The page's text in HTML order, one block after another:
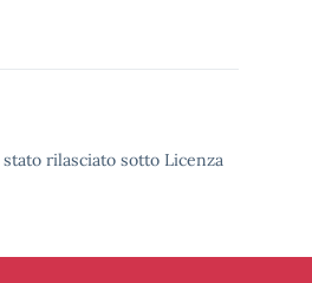
rilasciato sotto Licenza